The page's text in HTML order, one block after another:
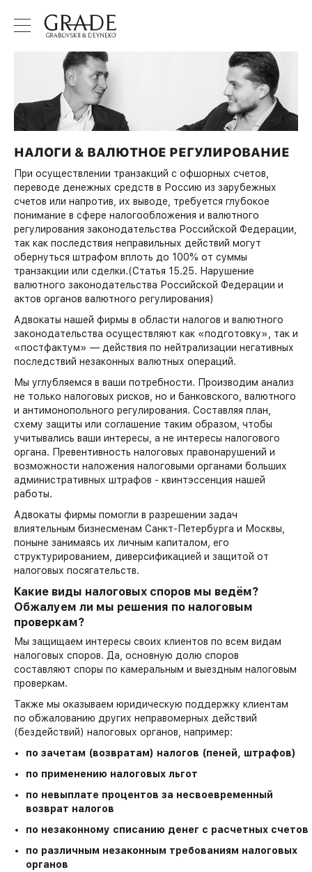
НАЛОГИ & ВАЛЮТНОЕ РЕГУЛИРОВАНИЕ
При осуществлении транзакций с офшорных счетов,
переводе денежных средств в Россию из зарубежных
счетов или напротив, их выводе, требуется глубокое
понимание в сфере налогообложения и валютного
регулирования законодательства Российской Федерации,
так как последствия неправильных действий могут
обернуться штрафом вплоть до 100% от суммы
транзакции или сделки.(Статья 15.25. Нарушение
валютного законодательства Российской Федерации и
актов органов валютного регулирования)
Адвокаты нашей фирмы в области налогов и валютного
законодательства осуществляют как «подготовку», так и
«постфактум» — действия по нейтрализации негативных
последствий незаконных валютных операций.
Мы углубляемся в ваши потребности. Производим анализ
не только налоговых рисков, но и банковского, валютного
и антимонопольного регулирования. Составляя план,
схему защиты или соглашение таким образом, чтобы
учитывались ваши интересы, а не интересы налогового
органа. Превентивность налоговых правонарушений и
возможности наложения налоговыми органами больших
административных штрафов - квинтэссенция нашей
работы.
Адвокаты фирмы помогли в разрешении задач
влиятельным бизнесменам Санкт-Петербурга и Москвы,
поныне занимаясь их личным капиталом, его
структурированием, диверсификацией и защитой от
налоговых посягательств.
Какие виды налоговых споров мы ведём?
Обжалуем ли мы решения по налоговым
проверкам?
Мы защищаем интересы своих клиентов по всем видам
налоговых споров. Да, основную долю споров
составляют споры по камеральным и выездным налоговым
проверкам.
Также мы оказываем юридическую поддержку клиентам
по обжалованию других неправомерных действий
(бездействий) налоговых органов, например:
по зачетам (возвратам) налогов (пеней, штрафов)
по применению налоговых льгот
по невыплате процентов за несвоевременный
возврат налогов
по незаконному списанию денег с расчетных счетов
по различным незаконным требованиям налоговых
органов